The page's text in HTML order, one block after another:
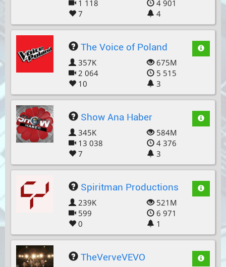
1 118
7
4 901
4
The Voice of Poland
357K
2 064
10
675M
5 515
3
Show Ana Haber
345K
13 038
7
584M
4 376
3
Spiritman Productions
239K
599
0
521M
6 971
1
TheVerveVEVO